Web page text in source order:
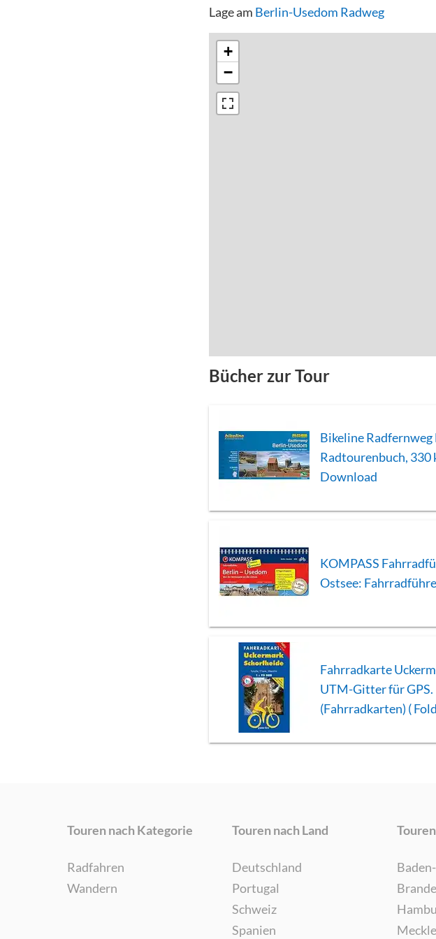
Lage am Berlin-Usedom Radweg
+
−
Bücher zur Tour
Bikeline
Radtourenbuch, 330
Download
KOMPASS
Ostsee:
Fahrradkarte
UTM-Gitter für
(Fahrradkarten) (
Touren nach Kategorie
Radfahren
Wandern
Touren nach Land
Deutschland
Portugal
Schweiz
Spanien